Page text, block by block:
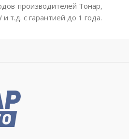
производителей Тонар,
и т.д. с гарантией до 1 года.